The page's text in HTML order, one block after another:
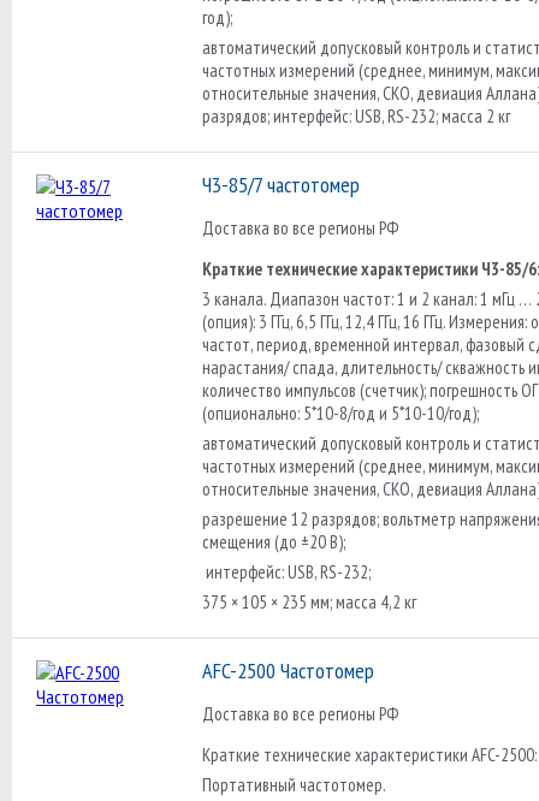
год);
автоматический допусковый контроль и
частотных измерений (среднее, минимум,
относительные значения, СКО, девиация
разрядов; интерфейс: USB, RS-232; масса 2 кг
Ч3-85/7 частотомер
Доставка во все регионы РФ
Краткие технические характеристики Ч3-85/6:
3 канала. Диапазон частот: 1 и 2 канал: 1 мГц …
(опция): 3 ГГц, 6,5 ГГц, 12,4 ГГц, 16 ГГц.
частот, период, временной интервал, фазовый
нарастания/ спада, длительность/ скважность
количество импульсов (счетчик); погрешность
(опционально: 5*10-8/год и 5*10-10/год);
автоматический допусковый контроль и
частотных измерений (среднее, минимум,
относительные значения, СКО, девиация
разрешение 12 разрядов; вольтметр
смещения (до ±20 В);
интерфейс: USB, RS-232;
375 × 105 × 235 мм; масса 4,2 кг
AFC-2500 Частотомер
Доставка во все регионы РФ
Краткие технические характеристики AFC-2500:
Портативный частотомер.